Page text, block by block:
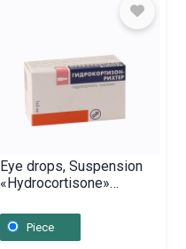
Eye drops, Suspension
«Hydrocortisone»
Piece